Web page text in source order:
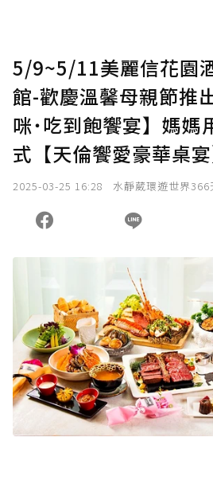
5/9~5/11美麗信花園
館-歡慶溫馨母親節推
咪˙吃到飽饗宴】媽媽
式【天倫饗愛豪華桌
2025-03-25 16:28 水靜葳環遊世界366